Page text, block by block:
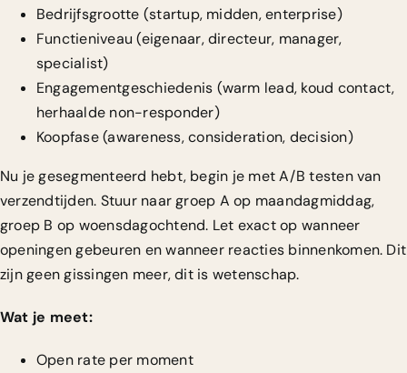
Bedrijfsgrootte (startup, midden, enterprise)
Functieniveau (eigenaar, directeur, manager,
specialist)
Engagementgeschiedenis (warm lead, koud contact,
herhaalde non-responder)
Koopfase (awareness, consideration, decision)
Nu je gesegmenteerd hebt, begin je metA/B testen van
verzendtijden. Stuur naar groep A op maandagmiddag,
groep B op woensdagochtend. Let exact op wanneer
openingen gebeuren en wanneer reacties binnenkomen. Dit
zijn geen gissingen meer, dit is wetenschap.
Wat je meet:
Open rate per moment